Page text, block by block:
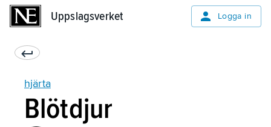
Uppslagsverket Logga in
hjärta
Blötdjur